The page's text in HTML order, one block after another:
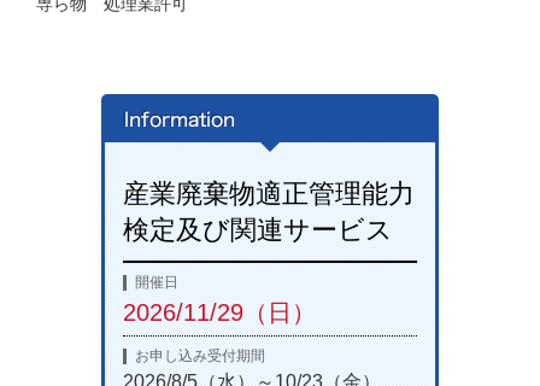
専ら物 処理業許可
産業廃棄物適正管理能力
検定及び関連サービス
開催日
2026/11/29（日）
お申し込み受付期間